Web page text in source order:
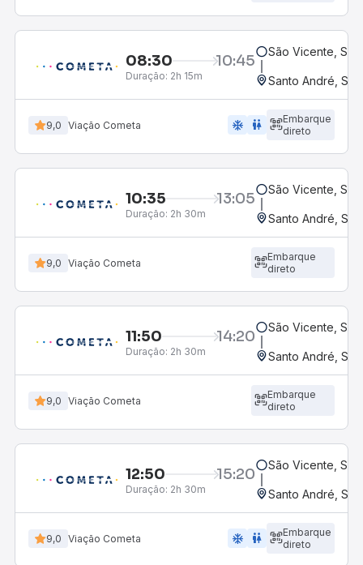
08:30 10:45
Duração: 2h 15m
São Vicente, SP
Santo André, SP
9,0 Viação Cometa ac_unit wc
Embarque
direto
10:35 13:05
Duração: 2h 30m
São Vicente, SP
Santo André, SP
9,0 Viação Cometa
Embarque
direto
11:50 14:20
Duração: 2h 30m
São Vicente, SP
Santo André, SP
9,0 Viação Cometa
Embarque
direto
12:50 15:20
Duração: 2h 30m
São Vicente, SP
Santo André, SP
9,0 Viação Cometa ac_unit wc
Embarque
direto